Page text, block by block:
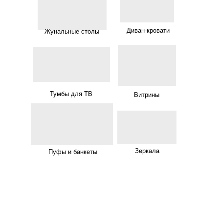
Витрины
Диван-кровати
Тумбы для ТВ
Жунальные столы
Пуфы и банкеты Зеркала